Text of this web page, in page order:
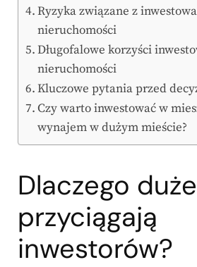
Ryzyka związane z
nieruchomości
Długofalowe korzyści
nieruchomości
Kluczowe pytania przed
Czy warto inwestować w
wynajem w dużym mieście?
Dlaczego
przyciągają
inwestorów?